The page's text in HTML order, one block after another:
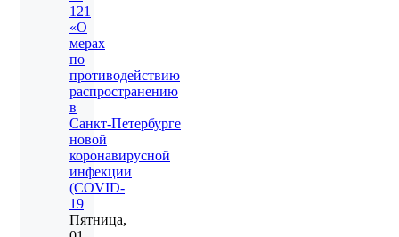
121
«О
мерах
по
противодействию
распространению
в
Санкт‑Петербурге
новой
коронавирусной
инфекции
(COVID-
19
Пятница,